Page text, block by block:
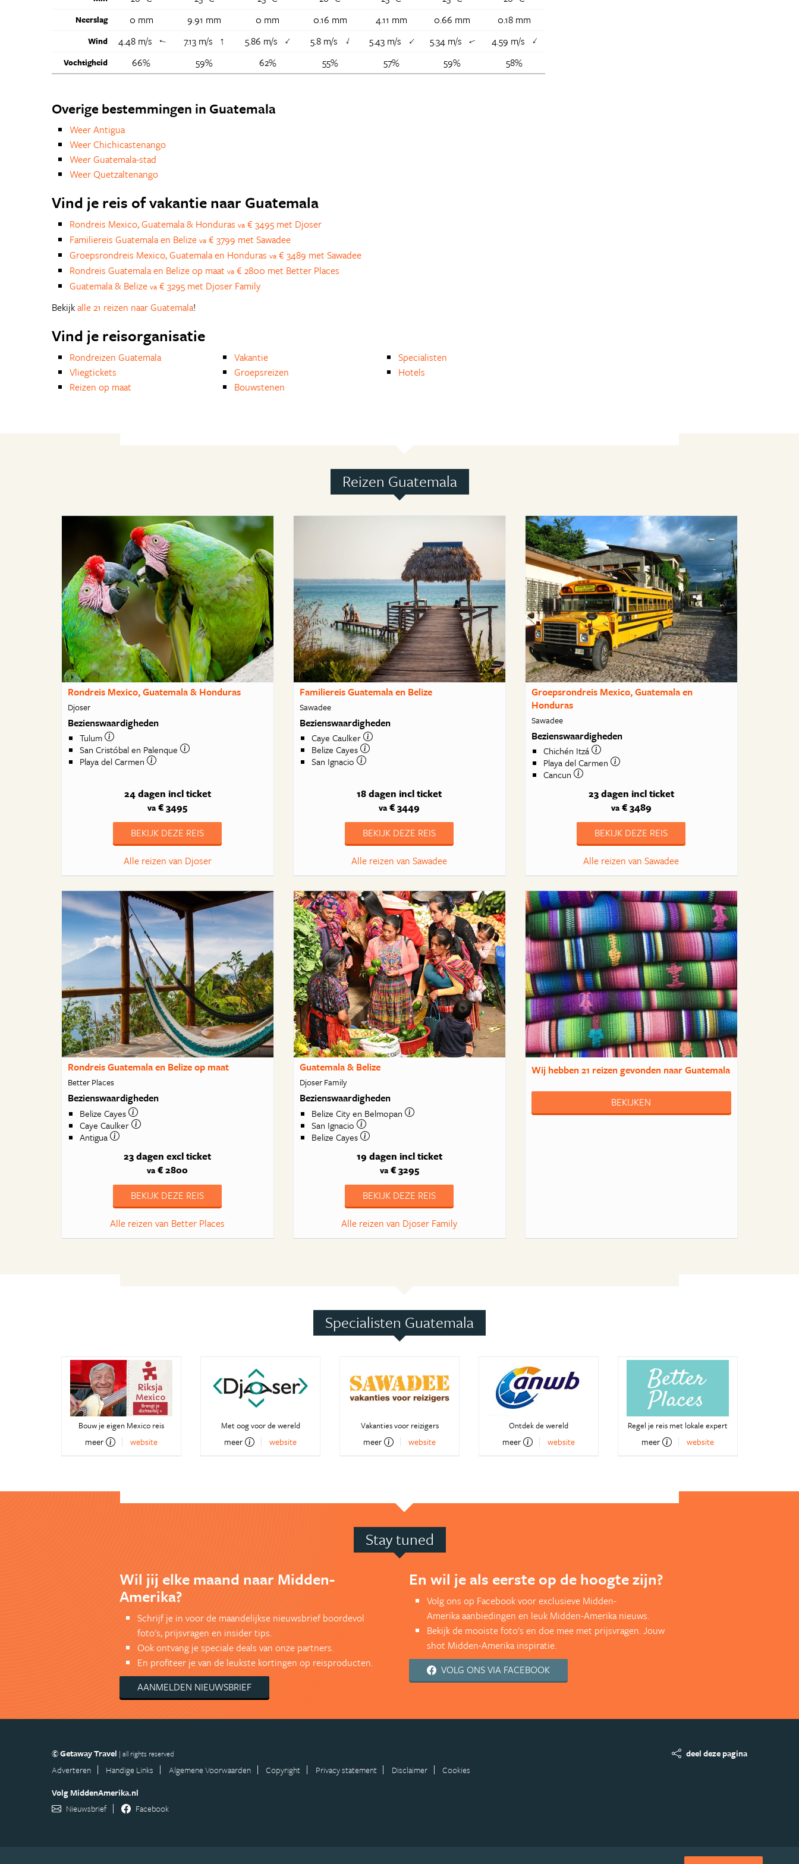
Neerslag 0 mm 9.91 mm 0 mm 0.16 mm 4.11 mm 0.66 mm 0.18 mm
Wind 4.48 m/s ↑ 7.13 m/s ↑ 5.86 m/s ↑ 5.8 m/s ↑ 5.43 m/s ↑ 5.34 m/s ↑ 4.59 m/s ↑
Vochtigheid 66% 59% 62% 55% 57% 59% 58%
Overige bestemmingen in Guatemala
Weer Antigua
Weer Chichicastenango
Weer Guatemala-stad
Weer Quetzaltenango
Vind je reis of vakantie naar Guatemala
Rondreis Mexico, Guatemala & Honduras va € 3495 met Djoser
Familiereis Guatemala en Belize va € 3799 met Sawadee
Groepsrondreis Mexico, Guatemala en Honduras va € 3489 met Sawadee
Rondreis Guatemala en Belize op maat va € 2800 met Better Places
Guatemala & Belize va € 3295 met Djoser Family
Bekijkalle 21 reizen naar Guatemala!
Vind je reisorganisatie
Rondreizen Guatemala
Vliegtickets
Reizen op maat
Vakantie
Groepsreizen
Bouwstenen
Specialisten
Hotels
Reizen Guatemala
Rondreis Mexico, Guatemala & Honduras
Djoser
Bezienswaardigheden
Tulum
San Cristóbal en Palenque
Playa del Carmen
24 dagen incl ticket
va € 3495
BEKIJK DEZE REIS
Alle reizen van Djoser
Familiereis Guatemala en Belize
Sawadee
Bezienswaardigheden
Caye Caulker
Belize Cayes
San Ignacio
18 dagen incl ticket
va € 3449
BEKIJK DEZE REIS
Alle reizen van Sawadee
Groepsrondreis Mexico, Guatemala en
Honduras
Sawadee
Bezienswaardigheden
Chichén Itzá
Playa del Carmen
Cancun
23 dagen incl ticket
va€ 3489
BEKIJK DEZE REIS
Alle reizen van Sawadee
Rondreis Guatemala en Belize op maat
Better Places
Bezienswaardigheden
Belize Cayes
Caye Caulker
Antigua
23 dagen excl ticket
va € 2800
BEKIJK DEZE REIS
Alle reizen van Better Places
Guatemala & Belize
Djoser Family
Bezienswaardigheden
Belize City en Belmopan
San Ignacio
Belize Cayes
19 dagen incl ticket
va€ 3295
BEKIJK DEZE REIS
Alle reizen van Djoser Family
Wij hebben21 reizengevonden naar Guatemala
BEKIJKEN
Specialisten Guatemala
Bouw je eigen Mexico reis
meer website
Met oog voor de wereld
meer website
Vakanties voor reizigers
meer website
Ontdek de wereld
meer website
Regel je reis met lokale expert
meer website
Stay tuned
Wil jij elke maand naar Midden-
Amerika?
Schrijf je in voor de maandelijkse nieuwsbrief boordevol
foto's, prijsvragen en insider tips.
Ook ontvang je speciale deals van onze partners.
En profiteer je van de leukste kortingen op reisproducten.
AANMELDEN NIEUWSBRIEF
En wil je als eerste op de hoogte zijn?
Volg ons op Facebook voor exclusieve Midden-
Amerika aanbiedingen en leuk Midden-Amerika nieuws.
Bekijk de mooiste foto's en doe mee met prijsvragen. Jouw
shot Midden-Amerika inspiratie.
VOLG ONS VIA FACEBOOK
deel deze pagina
© Getaway Travel | all rights reserved
Adverteren Handige Links Algemene Voorwaarden Copyright Privacy statement Disclaimer
Cookies
Volg MiddenAmerika.nl
Nieuwsbrief
Facebook